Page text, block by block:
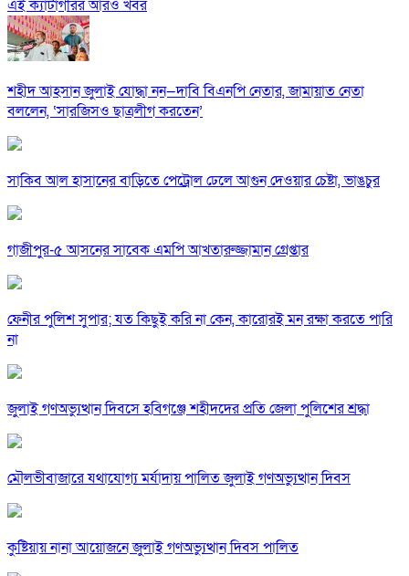
এই ক্যাটাগরির আরও খবর
শহীদ আহসান জুলাই যোদ্ধা নন—দাবি বিএনপি নেতার, জামায়াত নেতা
বললেন, ‘সারজিসও ছাত্রলীগ করতেন’
সাকিব আল হাসানের বাড়িতে পেট্রোল ঢেলে আগুন দেওয়ার চেষ্টা, ভাঙচুর
গাজীপুর-৫ আসনের সাবেক এমপি আখতারুজ্জামান গ্রেপ্তার
ফেনীর পুলিশ সুপার; যত কিছুই করি না কেন, কারোরই মন রক্ষা করতে পারি
না
জুলাই গণঅভ্যুত্থান দিবসে হবিগঞ্জে শহীদদের প্রতি জেলা পুলিশের শ্রদ্ধা
মৌলভীবাজারে যথাযোগ্য মর্যাদায় পালিত জুলাই গণঅভ্যুত্থান দিবস
কুষ্টিয়ায় নানা আয়োজনে জুলাই গণঅভ্যুত্থান দিবস পালিত